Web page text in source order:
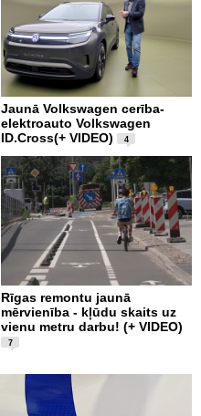
Jaunā Volkswagen cerība-
elektroauto Volkswagen
ID.Cross(+ VIDEO)
4
Rīgas remontu jaunā
mērvienība - kļūdu skaits uz
vienu metru darbu! (+ VIDEO)
7